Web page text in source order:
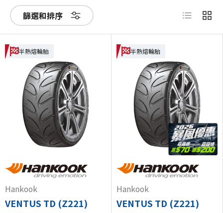
篩選和排序 List Grid
半熱熔輪胎
Hankook
VENTUS TD (Z221)
半熱熔輪胎
Hankook
VENTUS TD (Z221)